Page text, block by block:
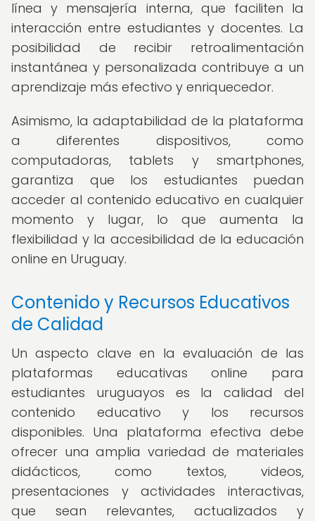
línea y mensajería interna, que faciliten la
interacción entre estudiantes y docentes. La
posibilidad de recibir retroalimentación
instantánea y personalizada contribuye a un
aprendizaje más efectivo y enriquecedor.
Asimismo, la adaptabilidad de la plataforma
a diferentes dispositivos, como
computadoras, tablets y smartphones,
garantiza que los estudiantes puedan
acceder al contenido educativo en cualquier
momento y lugar, lo que aumenta la
flexibilidad y la accesibilidad de la educación
online en Uruguay.
Contenido y Recursos Educativos
de Calidad
Un aspecto clave en la evaluación de las
plataformas educativas online para
estudiantes uruguayos es la calidad del
contenido educativo y los recursos
disponibles. Una plataforma efectiva debe
ofrecer una amplia variedad de materiales
didácticos, como textos, videos,
presentaciones y actividades interactivas,
que sean relevantes, actualizados y